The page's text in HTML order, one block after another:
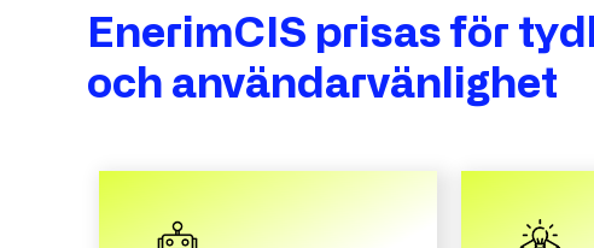
EnerimCIS prisas för
och användarvänlighet